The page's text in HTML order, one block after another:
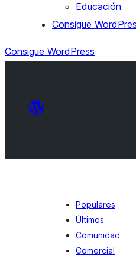
Educación
Consigue
Consigue WordPress
Populares
Últimos
Comunidad
Comercial